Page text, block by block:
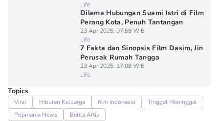
Life
Dilema Hubungan Suami Istri di Film
Perang Kota, Penuh Tantangan
23 Apr 2025, 07:58 WIB
Life
7 Fakta dan Sinopsis Film Dasim, Jin
Perusak Rumah Tangga
23 Apr 2025, 17:08 WIB
Life
Topics
Viral Hiburan Keluarga film indonesia
Tinggal Meninggal
Popmama News
Berita Artis